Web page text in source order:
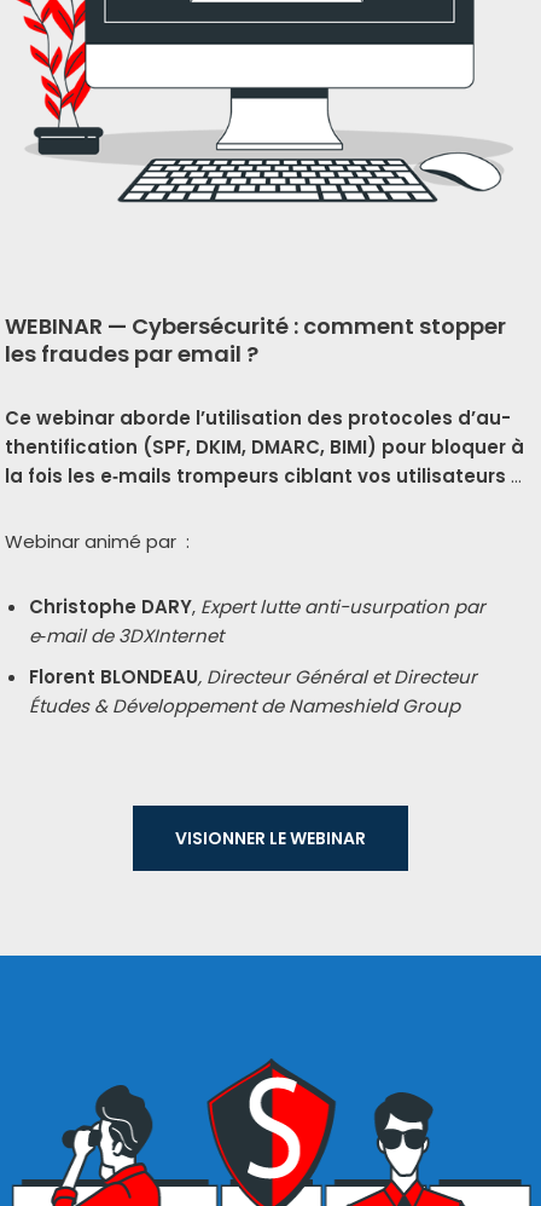
WEBINAR — Cybersécurité : comment stopper
les fraudes par email ?
Ce webi­nar aborde l’u­ti­li­sa­tion des pro­to­coles d’au­
then­ti­fi­ca­tion (SPF, DKIM, DMARC, BIMI) pour blo­quer à
la fois les e‑mails trom­peurs ciblant vos uti­li­sa­teurs …
Webinar ani­mé par :
Christophe DARY, Expert lutte anti-usur­pa­tion par
e‑mail de 3DXInternet
Florent BLONDEAU, Directeur Général et Directeur
Études & Développement de Nameshield Group
VISIONNER LE WEBI­NAR